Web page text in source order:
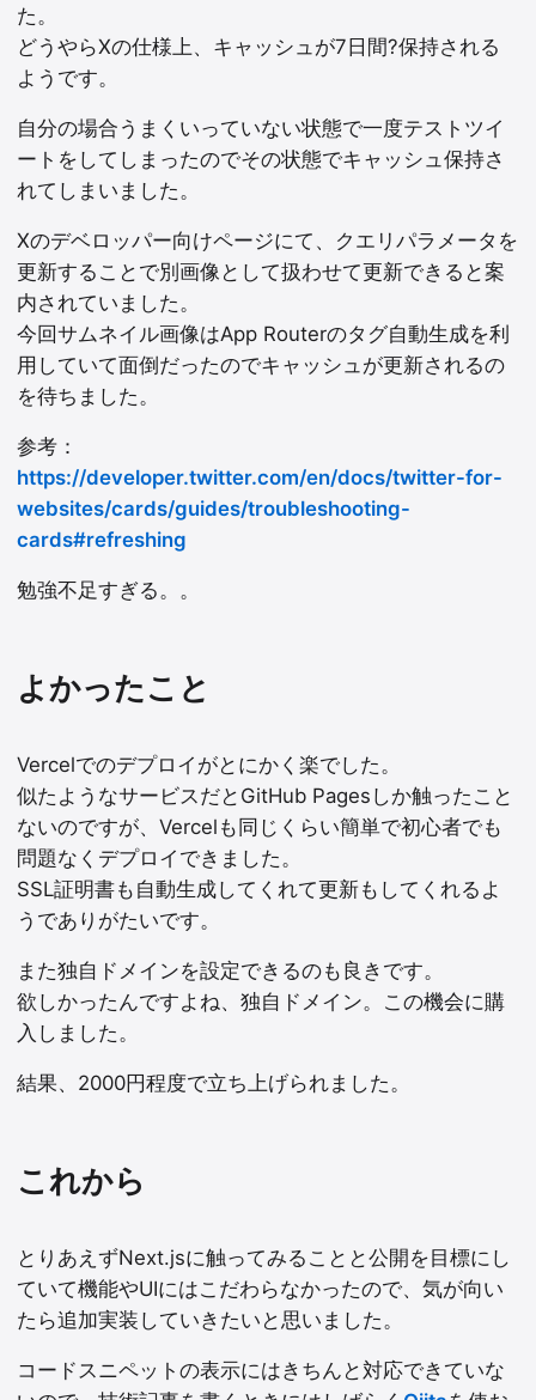
た。
どうやらXの仕様上、キャッシュが7日間?保持される
ようです。
自分の場合うまくいっていない状態で一度テストツイ
ートをしてしまったのでその状態でキャッシュ保持さ
れてしまいました。
Xのデベロッパー向けページにて、クエリパラメータを
更新することで別画像として扱わせて更新できると案
内されていました。
今回サムネイル画像はApp Routerのタグ自動生成を利
用していて面倒だったのでキャッシュが更新されるの
を待ちました。
参考：
https://developer.twitter.com/en/docs/twitter-for-
websites/cards/guides/troubleshooting-
cards#refreshing
勉強不足すぎる。。
よかったこと
Vercelでのデプロイがとにかく楽でした。
似たようなサービスだとGitHub Pagesしか触ったこと
ないのですが、Vercelも同じくらい簡単で初心者でも
問題なくデプロイできました。
SSL証明書も自動生成してくれて更新もしてくれるよ
うでありがたいです。
また独自ドメインを設定できるのも良きです。
欲しかったんですよね、独自ドメイン。この機会に購
入しました。
結果、2000円程度で立ち上げられました。
これから
とりあえずNext.jsに触ってみることと公開を目標にし
ていて機能やUIにはこだわらなかったので、気が向い
たら追加実装していきたいと思いました。
コードスニペットの表示にはきちんと対応できていな